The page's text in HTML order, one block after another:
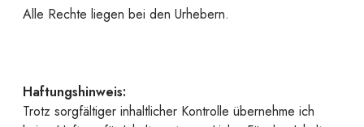
Alle Rechte liegen bei den Urhebern.
Haftungshinweis:
Trotz sorgfältiger inhaltlicher Kontrolle übernehme ich